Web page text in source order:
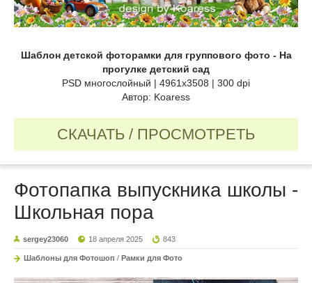
Шаблон детской фоторамки для группового фото - На
прогулке детский сад
PSD многослойный | 4961x3508 | 300 dpi
Автор: Koaress
СКАЧАТЬ / ПРОСМОТРЕТЬ
Фотопапка выпускника школы -
Школьная пора
sergey23060 18 апреля 2025 843
Шаблоны для Фотошоп / Рамки для Фото